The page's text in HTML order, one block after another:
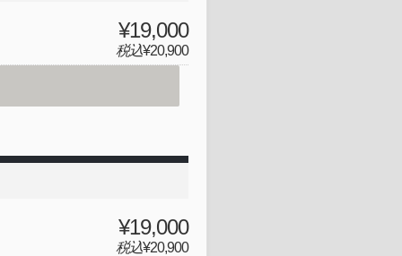
¥19,000
税込¥20,900
¥19,000
税込¥20,900